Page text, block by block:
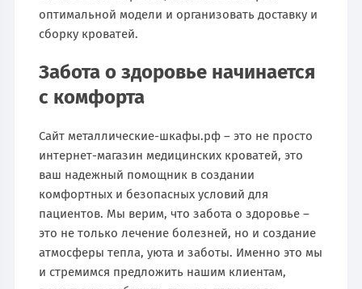
оптимальной модели и организовать доставку и
сборку кроватей.
Забота о здоровье начинается
с комфорта
Сайт металлические-шкафы.рф – это не просто
интернет-магазин медицинских кроватей, это
ваш надежный помощник в создании
комфортных и безопасных условий для
пациентов. Мы верим, что забота о здоровье –
это не только лечение болезней, но и создание
атмосферы тепла, уюта и заботы. Именно это мы
и стремимся предложить нашим клиентам,